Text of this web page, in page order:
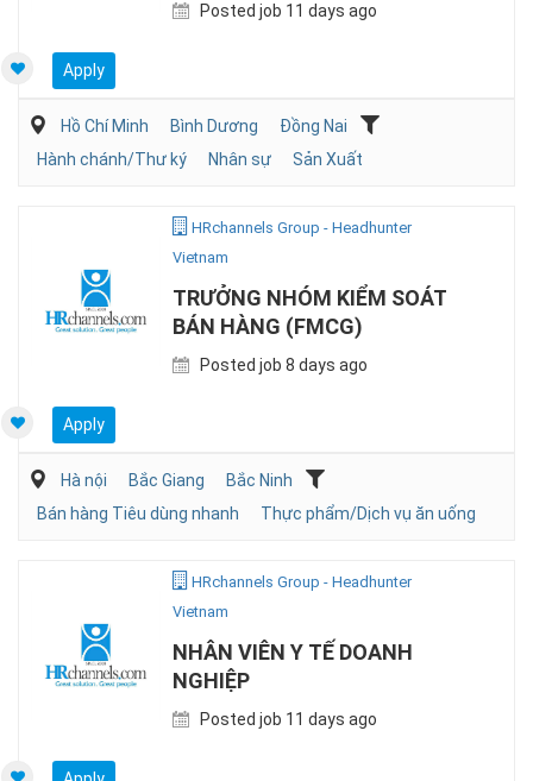
Posted job 11 days ago
Apply
Hồ Chí Minh Bình Dương
Đồng Nai
Hành chánh/Thư ký
Nhân sự Sản Xuất
HRchannels Group - Headhunter
Vietnam
TRƯỞNG NHÓM KIỂM SOÁT
BÁN HÀNG (FMCG)
Posted job 8 days ago
Apply
Hà nội Bắc Giang
Bắc Ninh
Bán hàng Tiêu dùng nhanh
Thực phẩm/Dịch vụ ăn uống
HRchannels Group - Headhunter
Vietnam
NHÂN VIÊN Y TẾ DOANH
NGHIỆP
Posted job 11 days ago